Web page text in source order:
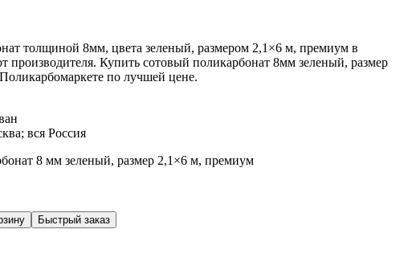
толщиной 8мм, цвета зеленый, размером 2,1×6 м, премиум в
производителя. Купить сотовый поликарбонат 8мм зеленый, размер
по лучшей цене.
вся Россия
Быстрый заказ